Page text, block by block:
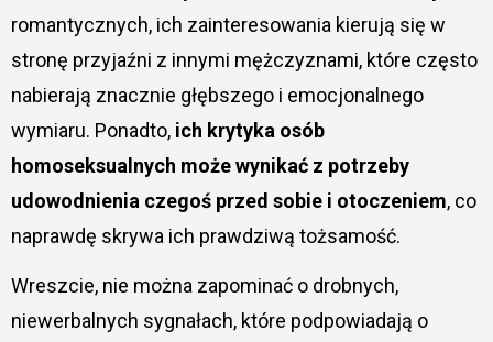
romantycznych, ich zainteresowania kierują się w
stronę przyjaźni z innymi mężczyznami, które często
nabierają znacznie głębszego i emocjonalnego
wymiaru. Ponadto, ich krytyka osób
homoseksualnych może wynikać z potrzeby
udowodnienia czegoś przed sobie i otoczeniem, co
naprawdę skrywa ich prawdziwą tożsamość.
Wreszcie, nie można zapominać o drobnych,
niewerbalnych sygnałach, które podpowiadają o